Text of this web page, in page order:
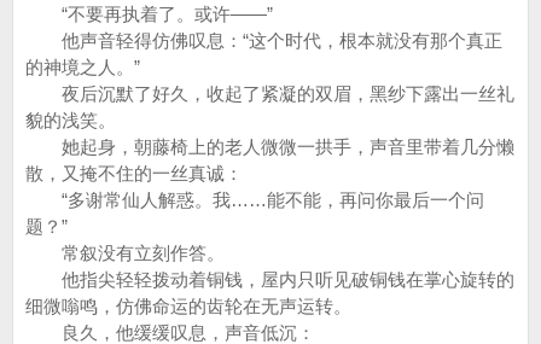
“不要再执着了。或许——”
他声音轻得仿佛叹息：“这个时代，根本就没有那个真正
的神境之人。”
夜后沉默了好久，收起了紧凝的双眉，黑纱下露出一丝礼
貌的浅笑。
她起身，朝藤椅上的老人微微一拱手，声音里带着几分懒
散，又掩不住的一丝真诚：
“多谢常仙人解惑。我……能不能，再问你最后一个问
题？”
常叙没有立刻作答。
他指尖轻轻拨动着铜钱，屋内只听见破铜钱在掌心旋转的
细微嗡鸣，仿佛命运的齿轮在无声运转。
良久，他缓缓叹息，声音低沉：